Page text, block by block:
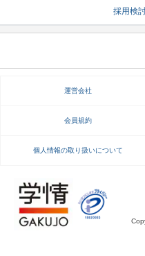
採用検
運営会社
会員規約
個人情報の取り扱いについて